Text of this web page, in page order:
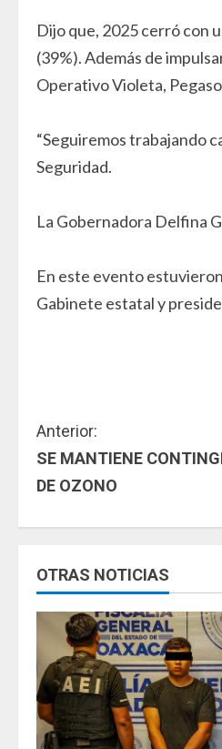
Dijo que, 2025 cerró con
(39%). Además de
Operativo Violeta,
“Seguiremos trabajando
Seguridad.
La Gobernadora Delfina
En este evento
Gabinete estatal y
S
i
e
l
e
y
e
Anterior:
SE MANTIENE
DE OZONO
OTRAS NOTICIAS